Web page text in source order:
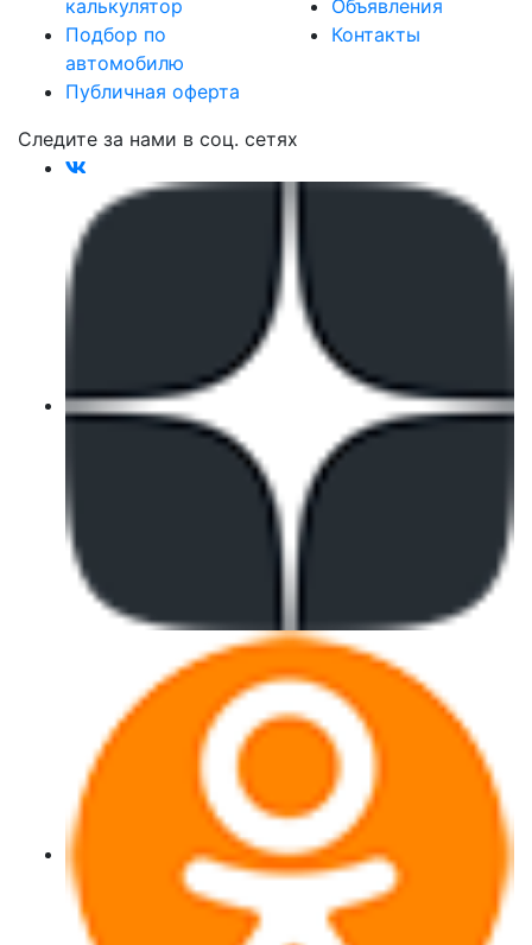
калькулятор
Подбор по
автомобилю
Публичная оферта
Объявления
Контакты
Следите за нами в соц. сетях